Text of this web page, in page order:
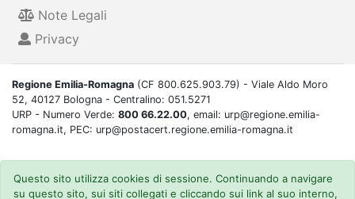
Note Legali
Privacy
Regione Emilia-Romagna (CF 800.625.903.79) - Viale Aldo Moro
52, 40127 Bologna - Centralino: 051.5271
URP - Numero Verde: 800 66.22.00, email: urp@regione.emilia-
romagna.it, PEC: urp@postacert.regione.emilia-romagna.it
Questo sito utilizza cookies di sessione. Continuando a navigare
su questo sito, sui siti collegati e cliccando sui link al suo interno,